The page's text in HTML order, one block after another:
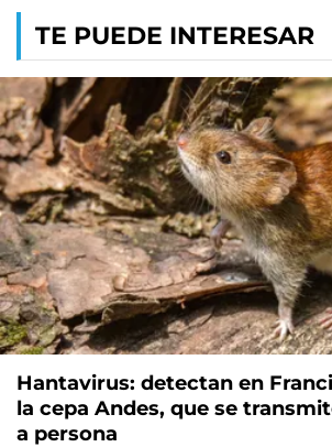
TE PUEDE INTERESAR
Hantavirus: detectan en
la cepa Andes, que se
a persona